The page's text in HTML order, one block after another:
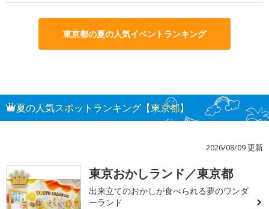
東京都の夏の人気イベントランキング
夏の人気スポットランキング【東京都】
2026/08/09 更新
1 東京おかしランド／東京都
出来立てのおかしが食べられる夢のワンダ
ーランド